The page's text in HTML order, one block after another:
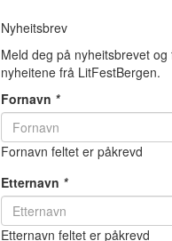
Nyheitsbrev
Meld deg på nyheitsbrevet og
nyheitene frå LitFestBergen.
Fornavn *
Fornavn feltet er påkrevd
Etternavn *
Etternavn feltet er påkrevd